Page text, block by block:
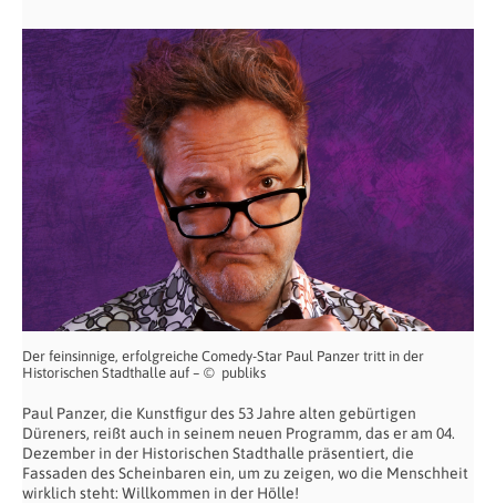
Der feinsinnige, erfolgreiche Comedy-Star Paul Panzer tritt in der
Historischen Stadthalle auf – © publiks
Paul Panzer, die Kunstfigur des 53 Jahre alten gebürtigen
Düreners, reißt auch in seinem neuen Programm, das er am 04.
Dezember in der Historischen Stadthalle präsentiert, die
Fassaden des Scheinbaren ein, um zu zeigen, wo die Menschheit
wirklich steht: Willkommen in der Hölle!